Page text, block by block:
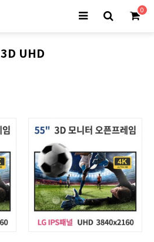
0
3D UHD